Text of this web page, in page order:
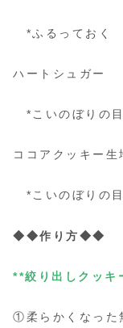
*ふるっておく
ハートシュガー
*こいのぼりの目
ココアクッキー
*こいのぼりの目
◆◆作り方◆◆
**絞り出しクッキ
①柔らかくなった